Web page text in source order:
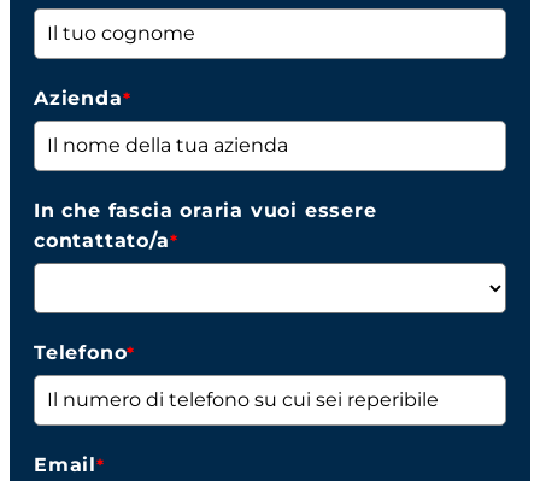
Azienda*
In che fascia oraria vuoi essere
contattato/a*
Telefono*
Email*